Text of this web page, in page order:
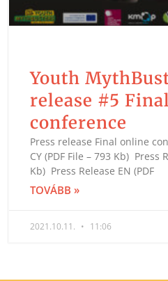
Youth
release #5
conference
Press release Final online
CY (PDF File – 793 Kb) Press
Kb) Press Release EN (PDF
TOVÁBB »
2021.10.11. 11:06